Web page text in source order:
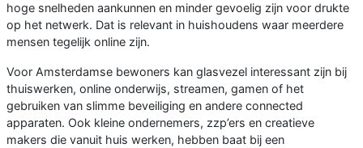
hoge snelheden aankunnen en minder gevoelig zijn voor drukte
op het netwerk. Dat is relevant in huishoudens waar meerdere
mensen tegelijk online zijn.
Voor Amsterdamse bewoners kan glasvezel interessant zijn bij
thuiswerken, online onderwijs, streamen, gamen of het
gebruiken van slimme beveiliging en andere connected
apparaten. Ook kleine ondernemers, zzp’ers en creatieve
makers die vanuit huis werken, hebben baat bij een